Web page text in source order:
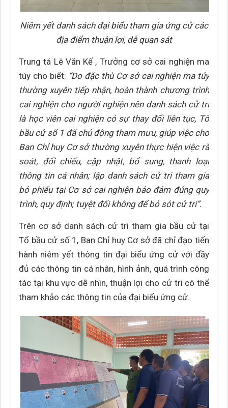
Niêm yết danh sách đại biểu tham gia ứng cử các
địa điểm thuận lợi, dễ quan sát
Trung tá Lê Văn Kế , Trưởng cơ sở cai nghiện ma
túy cho biết: “Do đặc thù Cơ sở cai nghiện ma túy
thường xuyên tiếp nhận, hoàn thành chương trình
cai nghiện cho người nghiện nên danh sách cử tri
là học viên cai nghiện có sự thay đổi liên tục, Tổ
bầu cử số 1 đã chủ động tham mưu, giúp việc cho
Ban Chỉ huy Cơ sở thường xuyên thực hiện việc rà
soát, đối chiếu, cập nhật, bổ sung, thanh loại
thông tin cá nhân; lập danh sách cử tri tham gia
bỏ phiếu tại Cơ sở cai nghiện bảo đảm đúng quy
trình, quy định; tuyệt đối không để bỏ sót cử tri”.
Trên cơ sở danh sách cử tri tham gia bầu cử tại
Tổ bầu cử số 1, Ban Chỉ huy Cơ sở đã chỉ đạo tiến
hành niêm yết thông tin đại biểu ứng cử với đầy
đủ các thông tin cá nhân, hình ảnh, quá trình công
tác tại khu vực dễ nhìn, thuận lợi cho cử tri có thể
tham khảo các thông tin của đại biểu ứng cử.